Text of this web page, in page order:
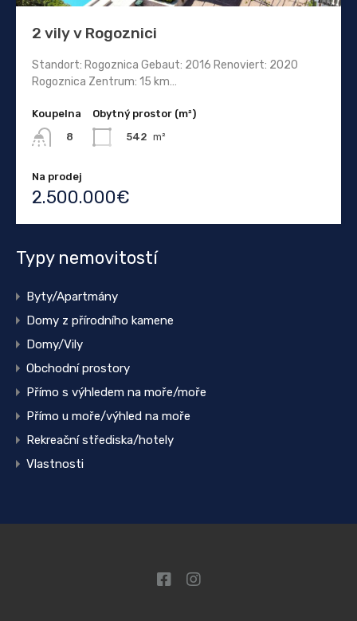
2 vily v Rogoznici
Standort: Rogoznica Gebaut: 2016 Renoviert: 2020
Rogoznica Zentrum: 15 km…
Koupelna
8
Obytný prostor (m²)
542 m²
Na prodej
2.500.000€
Typy nemovitostí
Byty/Apartmány
Domy z přírodního kamene
Domy/Vily
Obchodní prostory
Přímo s výhledem na moře/moře
Přímo u moře/výhled na moře
Rekreační střediska/hotely
Vlastnosti